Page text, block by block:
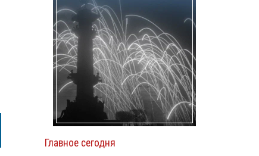
Главное сегодня